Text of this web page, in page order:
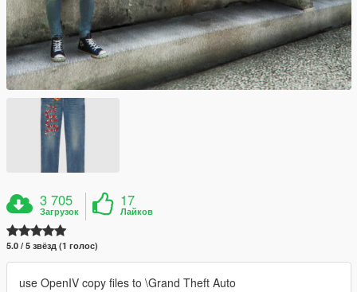
3 705
Загрузок
17
Лайков
5.0 / 5 звёзд (1 голос)
use OpenIV copy files to \Grand Theft Auto